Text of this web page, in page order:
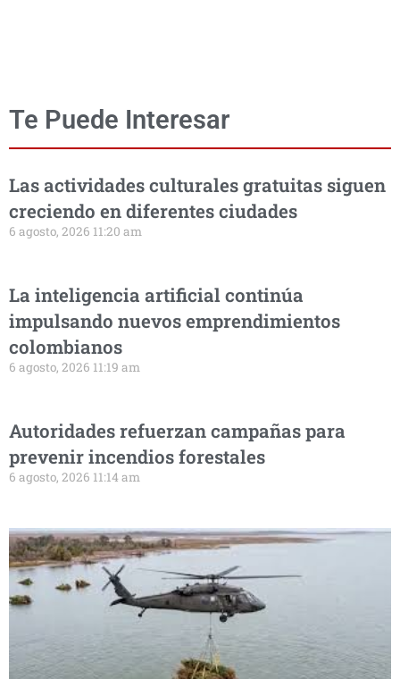
Te Puede Interesar
Las actividades culturales gratuitas siguen
creciendo en diferentes ciudades
6 agosto, 2026 11:20 am
La inteligencia artificial continúa
impulsando nuevos emprendimientos
colombianos
6 agosto, 2026 11:19 am
Autoridades refuerzan campañas para
prevenir incendios forestales
6 agosto, 2026 11:14 am